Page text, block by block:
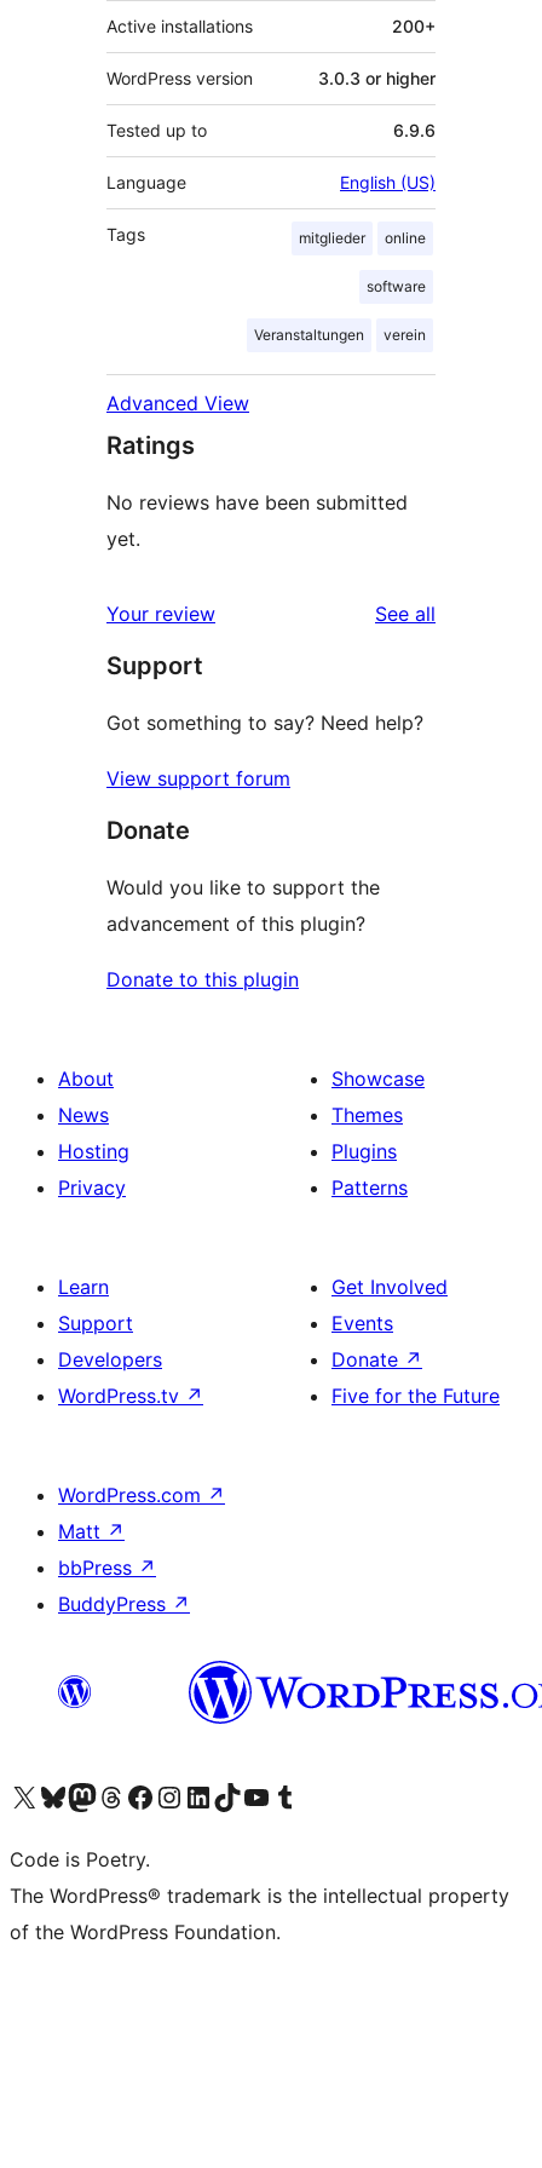
Active installations 200+
WordPress version 3.0.3 or higher
Tested up to 6.9.6
Language English (US)
Tags mitglieder online
software
Veranstaltungen verein
Advanced View
Ratings
No reviews have been submitted
yet.
Your review See all
Support
Got something to say? Need help?
View support forum
Donate
Would you like to support the
advancement of this plugin?
Donate to this plugin
About
News
Hosting
Privacy
Showcase
Themes
Plugins
Patterns
Learn
Support
Developers
WordPress.tv ↗
Get Involved
Events
Donate ↗
Five for the Future
WordPress.com ↗
Matt ↗
bbPress ↗
BuddyPress ↗
Visit our X (formerly Twitter) account
Visit our Bluesky account
Visit our Mastodon account
Visit our Threads account
Visit our Facebook page
Visit our Instagram account
Visit our LinkedIn account
Visit our TikTok account
Visit our YouTube channel
Visit our Tumblr account
Code is Poetry.
The WordPress® trademark is the intellectual property
of the WordPress Foundation.